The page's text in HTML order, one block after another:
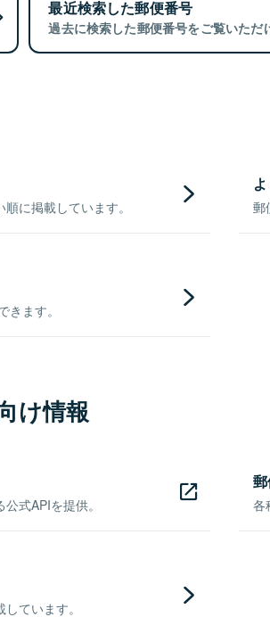
最近検索した郵便番号
過去に検索した郵便番号をご覧いただ
に掲載しています。 郵
ます。
け情報
式APIを提供。 各
ています。